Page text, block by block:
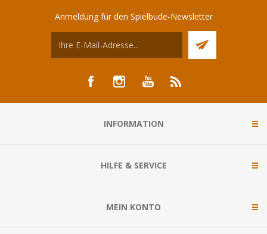
Anmeldung für den Spielbude-Newsletter
INFORMATION
HILFE & SERVICE
MEIN KONTO